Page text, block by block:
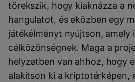
törekszik, hogy kiaknázza a
hangulatot, és eközben egy
játékélményt nyújtson, amely
célközönségnek. Maga a
helyzetben van ahhoz, hogy
alakítson ki a kriptotérképen,